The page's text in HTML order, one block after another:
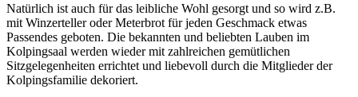
Natürlich ist auch für das leibliche Wohl gesorgt und so wird z.B.
mit Winzerteller oder Meterbrot für jeden Geschmack etwas
Passendes geboten. Die bekannten und beliebten Lauben im
Kolpingsaal werden wieder mit zahlreichen gemütlichen
Sitzgelegenheiten errichtet und liebevoll durch die Mitglieder der
Kolpingsfamilie dekoriert.